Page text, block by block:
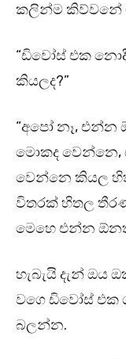
කලින්ම කිව්වනේ
“ඩිවෝස් එක
කියලද?”
“අපෝ නෑ, එන්න
මොකද වෙන්නෙ,
වෙන්නෙ කියල
විතරක් හිතල
මෙහෙ එන්න
හැබැයි දැන්
වගෙ ඩිවෝස් එක
බලන්න.